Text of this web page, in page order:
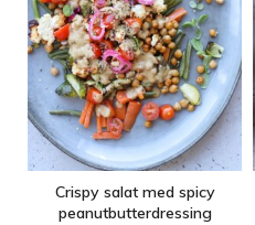
Crispy salat med spicy
peanutbutterdressing